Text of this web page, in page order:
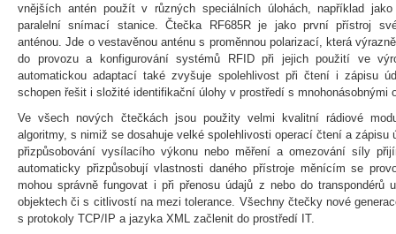
vnějších antén použít v různých speciálních úlohách, například
paralelní snímací stanice. Čtečka RF685R je jako první přístroj
anténou. Jde o vestavěnou anténu s proměnnou polarizací, která
do provozu a konfigurování systémů RFID při jejich použití ve
automatickou adaptací také zvyšuje spolehlivost při čtení i zápisu
schopen řešit i složité identifikační úlohy v prostředí s mnohonásobnými
Ve všech nových čtečkách jsou použity velmi kvalitní rádiové
algoritmy, s nimiž se dosahuje velké spolehlivosti operací čtení a zápisu
přizpůsobování vysílacího výkonu nebo měření a omezování síly
automaticky přizpůsobují vlastnosti daného přístroje měnícím se
mohou správně fungovat i při přenosu údajů z nebo do transpondérů
objektech či s citlivostí na mezi tolerance. Všechny čtečky nové
s protokoly TCP/IP a jazyka XML začlenit do prostředí IT.